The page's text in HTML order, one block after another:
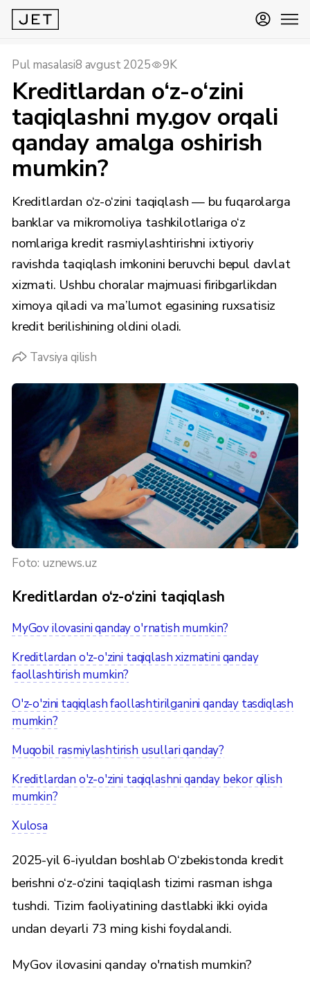
Pul masalasi8 avgust 2025 9K
Kreditlardan o‘z-o‘zini
taqiqlashni my.gov orqali
qanday amalga oshirish
mumkin?
Kreditlardan o‘z-o‘zini taqiqlash — bu fuqarolarga
banklar va mikromoliya tashkilotlariga o‘z
nomlariga kredit rasmiylashtirishni ixtiyoriy
ravishda taqiqlash imkonini beruvchi bepul davlat
xizmati. Ushbu choralar majmuasi firibgarlikdan
ximoya qiladi va ma’lumot egasining ruxsatisiz
kredit berilishining oldini oladi.
Tavsiya qilish
Foto: uznews.uz
Kreditlardan o‘z-o‘zini taqiqlash
MyGov ilovasini qanday o'rnatish mumkin?
Kreditlardan o'z-o'zini taqiqlash xizmatini qanday
faollashtirish mumkin?
O'z-o'zini taqiqlash faollashtirilganini qanday tasdiqlash
mumkin?
Muqobil rasmiylashtirish usullari qanday?
Kreditlardan o'z-o'zini taqiqlashni qanday bekor qilish
mumkin?
Xulosa
2025-yil 6-iyuldan boshlab O‘zbekistonda kredit
berishni o‘z-o‘zini taqiqlash tizimi rasman ishga
tushdi. Tizim faoliyatining dastlabki ikki oyida
undan deyarli 73 ming kishi foydalandi.
MyGov ilovasini qanday o'rnatish mumkin?